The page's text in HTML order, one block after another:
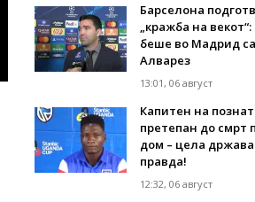
Барселона
„кражба на
беше во Мадрид
Алварез
13:01, 06 август
Капитен на
претепан до смрт
дом – цела
правда!
12:32, 06 август